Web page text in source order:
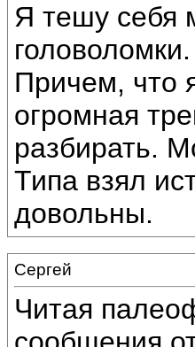
Я тешу себя
головоломки.
Причем, что
огромная
разбирать.
Типа взял
довольны.
Сергей
Читая